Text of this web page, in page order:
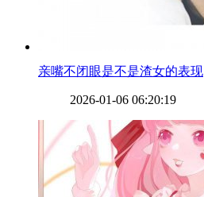
​亲嘴不闭眼是不是渣女的表现
2026-01-06 06:20:19